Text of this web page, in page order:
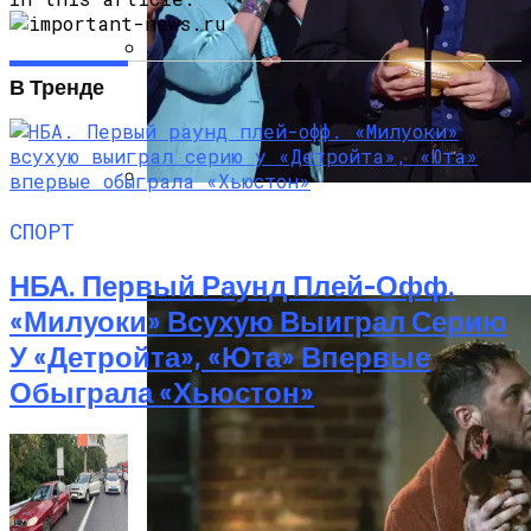
Под Киевом Мотоцикл Влетел В
Легковушку: Двое Погибших
В Тренде
СПОРТ
НБА. Первый Раунд Плей-Офф.
«Милуоки» Всухую Выиграл Серию
У «Детройта», «Юта» Впервые
Обыграла «Хьюстон»